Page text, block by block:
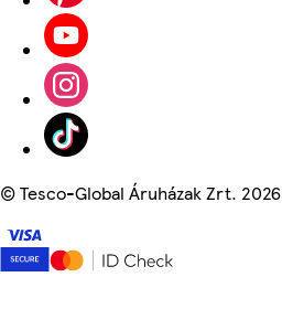
©Tesco-Global Áruházak Zrt. 2026